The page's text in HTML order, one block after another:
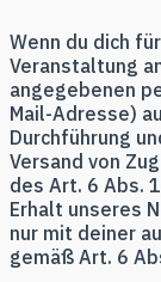
Wenn du dich
Veranstaltung
angegebenen
Mail-Adresse)
Durchführung
Versand von
des Art. 6 Abs.
Erhalt unseres
nur mit deiner
gemäß Art. 6